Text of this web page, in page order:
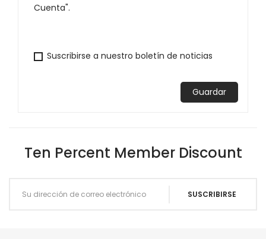
Cuenta".
Suscribirse a nuestro boletín de noticias
Guardar
Ten Percent Member Discount